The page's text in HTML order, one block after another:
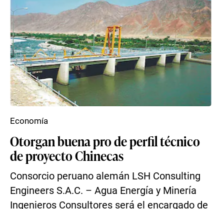
Otorgan buena pro de perfil técnico
de proyecto Chinecas
Consorcio peruano alemán LSH Consulting
Engineers S.A.C. – Agua Energía y Minería
Ingenieros Consultores será el encargado de
Economía